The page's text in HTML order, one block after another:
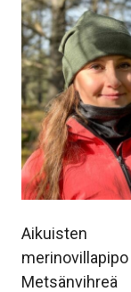
Aikuisten
merinovillapipo
Metsänvihreä